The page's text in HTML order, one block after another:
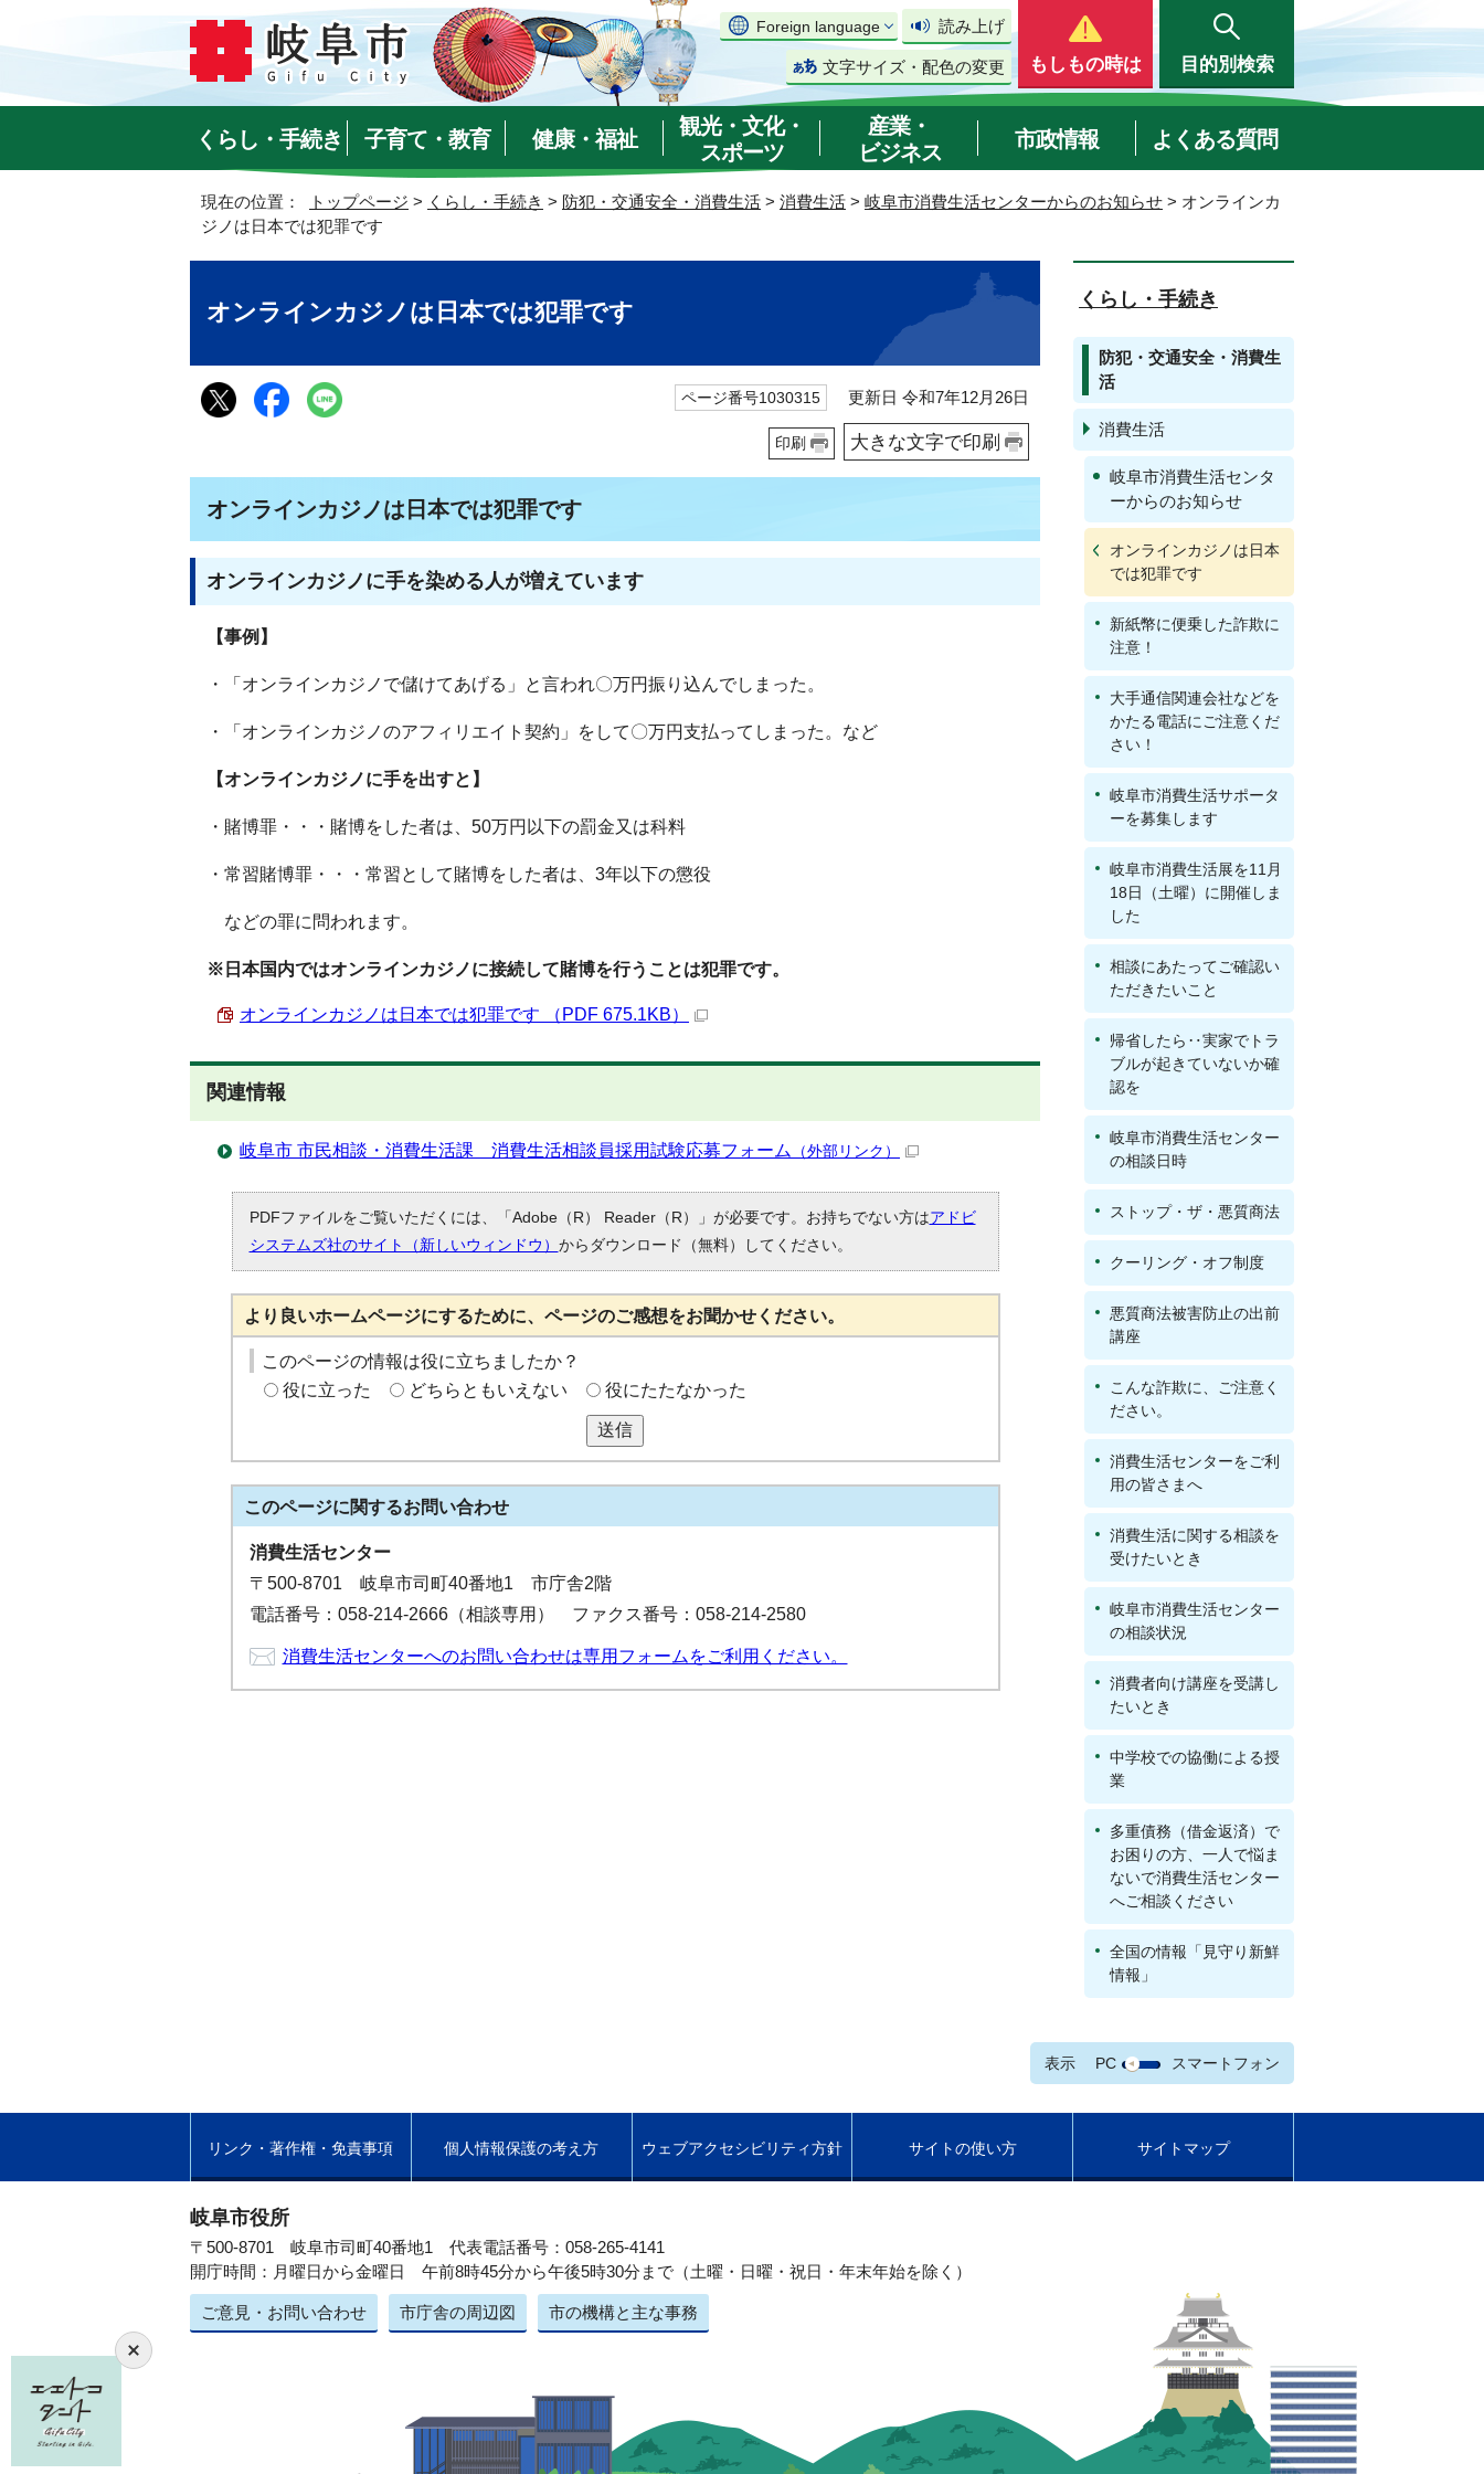
Foreign language 読み上げ
文字サイズ・配色の変更 もしもの時は 目的別検索
くらし・手続き 子育て・教育 健康・福祉
観光・文化・
スポーツ
産業・
ビジネス
市政情報 よくある質問
現在の位置： トップページ > くらし・手続き > 防犯・交通安全・消費生活 > 消費生活 > 岐阜市消費生活センターからのお知らせ > オンラインカ
ジノは日本では犯罪です
オンラインカジノは日本では犯罪です
ページ番号1030315 更新日 令和7年12月26日
印刷 大きな文字で印刷
オンラインカジノは日本では犯罪です
オンラインカジノに手を染める人が増えています
【事例】
・「オンラインカジノで儲けてあげる」と言われ〇万円振り込んでしまった。
・「オンラインカジノのアフィリエイト契約」をして〇万円支払ってしまった。など
【オンラインカジノに手を出すと】
・賭博罪・・・賭博をした者は、50万円以下の罰金又は科料
・常習賭博罪・・・常習として賭博をした者は、3年以下の懲役
などの罪に問われます。
※日本国内ではオンラインカジノに接続して賭博を行うことは犯罪です。
オンラインカジノは日本では犯罪です （PDF 675.1KB）
関連情報
岐阜市 市民相談・消費生活課 消費生活相談員採用試験応募フォーム （外部リンク）
PDFファイルをご覧いただくには、「Adobe（R） Reader（R）」が必要です。お持ちでない方はアドビ
システムズ社のサイト（新しいウィンドウ） からダウンロード（無料）してください。
より良いホームページにするために、ページのご感想をお聞かせください。
このページの情報は役に立ちましたか？
役に立った
どちらともいえない 役にたたなかった
送信
このページに関するお問い合わせ
消費生活センター
〒500-8701 岐阜市司町40番地1 市庁舎2階
電話番号：058-214-2666（相談専用） ファクス番号：058-214-2580
消費生活センターへのお問い合わせは専用フォームをご利用ください。
くらし・手続き
防犯・交通安全・消費生
活
消費生活
岐阜市消費生活センタ
ーからのお知らせ
オンラインカジノは日本
では犯罪です
新紙幣に便乗した詐欺に
注意！
大手通信関連会社などを
かたる電話にご注意くだ
さい！
岐阜市消費生活サポータ
ーを募集します
岐阜市消費生活展を11月
18日（土曜）に開催しま
した
相談にあたってご確認い
ただきたいこと
帰省したら‥実家でトラ
ブルが起きていないか確
認を
岐阜市消費生活センター
の相談日時
ストップ・ザ・悪質商法
クーリング・オフ制度
悪質商法被害防止の出前
講座
こんな詐欺に、ご注意く
ださい。
消費生活センターをご利
用の皆さまへ
消費生活に関する相談を
受けたいとき
岐阜市消費生活センター
の相談状況
消費者向け講座を受講し
たいとき
中学校での協働による授
業
多重債務（借金返済）で
お困りの方、一人で悩ま
ないで消費生活センター
へご相談ください
全国の情報「見守り新鮮
情報」
表示 PC スマートフォン
リンク・著作権・免責事項 個人情報保護の考え方 ウェブアクセシビリティ方針 サイトの使い方 サイトマップ
岐阜市役所
〒500-8701 岐阜市司町40番地1 代表電話番号：058-265-4141
開庁時間：月曜日から金曜日 午前8時45分から午後5時30分まで（土曜・日曜・祝日・年末年始を除く）
ご意見・お問い合わせ 市庁舎の周辺図 市の機構と主な事務